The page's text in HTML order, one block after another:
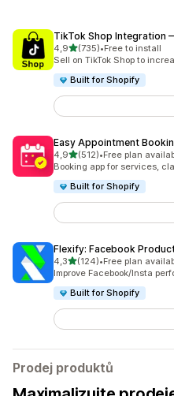
TikTok Shop Integration
4,9z 5 hvězd
(735)
Celkový počet recenzí: 735
•Free to install
Sell on TikTok Shop to
Built for Shopify
Easy Appointment
4,9z 5 hvězd
(512)
Celkový počet recenzí: 512
•Free plan
Booking app for services,
Built for Shopify
Flexify: Facebook
4,3z 5 hvězd
(124)
Celkový počet recenzí: 124
•Free plan
Improve Facebook/Insta
Built for Shopify
Prodej produktů